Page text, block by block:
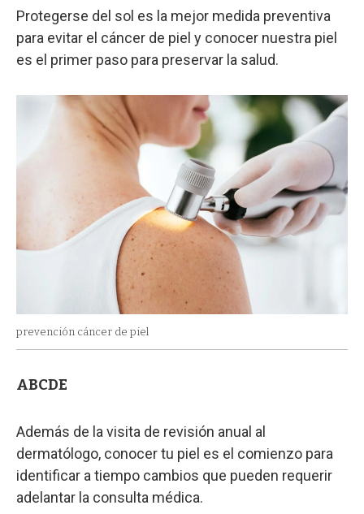
Protegerse del sol es la mejor medida preventiva
para evitar el cáncer de piel y conocer nuestra piel
es el primer paso para preservar la salud.
prevención cáncer de piel
ABCDE
Además de la visita de revisión anual al
dermatólogo, conocer tu piel es el comienzo para
identificar a tiempo cambios que pueden requerir
adelantar la consulta médica.